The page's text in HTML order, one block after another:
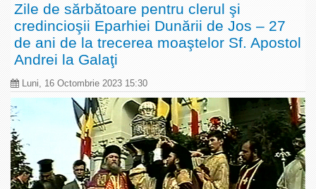
Zile de sărbătoare pentru clerul şi
credincioşii Eparhiei Dunării de Jos – 27
de ani de la trecerea moaştelor Sf. Apostol
Andrei la Galaţi
Luni, 16 Octombrie 2023 15:30